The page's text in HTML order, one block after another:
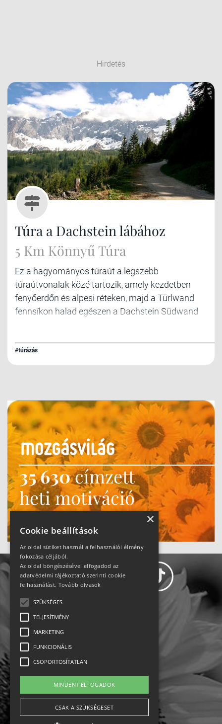
Hirdetés
Túra a Dachstein lábához
5 Km Könnyű Túra
Ez a hagyományos túraút a legszebb
túraútvonalak közé tartozik, amely kezdetben
fenyőerdőn és alpesi réteken, majd a Türlwand
fennsíkon halad egészen a Dachstein Südwand
#túrázás
35 630címzett
heti motiváció
Ne maradj le!
Impresszum-kapcsolat
Jogi nyilatkozat
Rólunk
×
Cookie beállítások
Az oldal sütiket használ a felhasználói élmény
fokozása céljából.
Az oldal böngészésével elfogadod az
adatvédelmi tájékoztató szerinti cookie
felhasználást. Tovább olvasok
SZÜKSÉGES
TELJESÍTMÉNY
MARKETING
FUNKCIONÁLIS
CSOPORTOSÍTATLAN
MINDENT ELFOGADOK
CSAK A SZÜKSÉGESET